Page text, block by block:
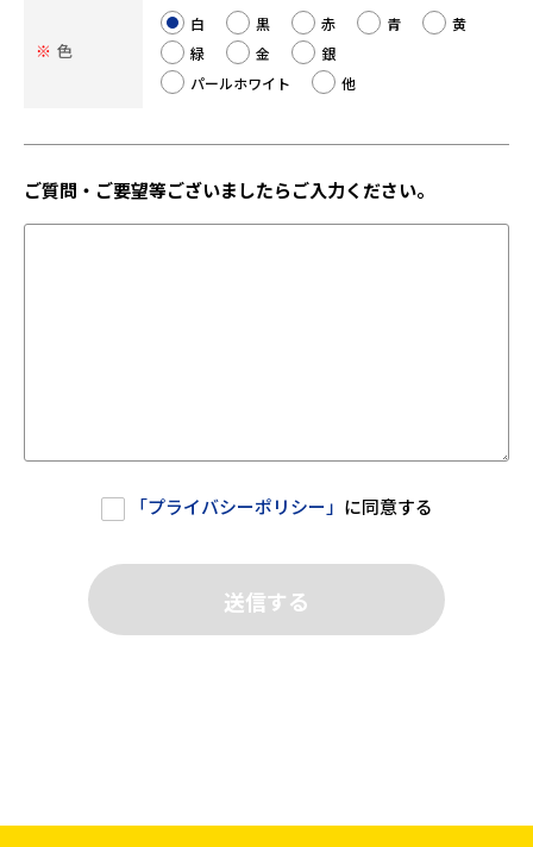
※ 色
白 黒 赤 青
黄
緑
金
銀
パールホワイト
他
ご質問・ご要望等ございましたらご入力ください。
「プライバシーポリシー 」 に同意する